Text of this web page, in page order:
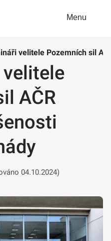
Menu
velitele Pozemních sil
velitele
AČR
04.10.2024)